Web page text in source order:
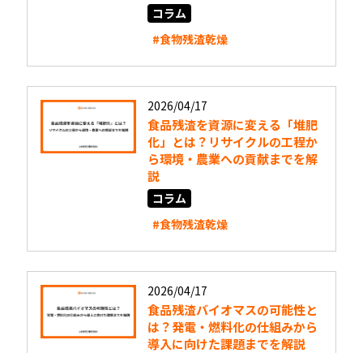
コラム
#食物残渣乾燥
2026/04/17
食品残渣を資源に変える「堆肥
化」とは？リサイクルの工程か
ら環境・農業への貢献までを解
説
コラム
#食物残渣乾燥
2026/04/17
食品残渣バイオマスの可能性と
は？発電・燃料化の仕組みから
導入に向けた課題までを解説